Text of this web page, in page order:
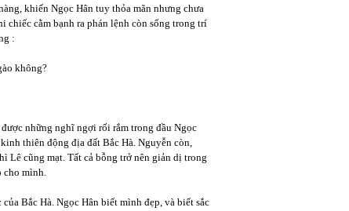
khiến Ngọc Hân tuy thỏa mãn nhưng chưa
cằm bạnh ra phán lệnh còn sống trong trí
:
không?
những nghĩ ngợi rối rắm trong đầu Ngọc
thiên động địa đất Bắc Hà. Nguyễn còn,
Lê cũng mạt. Tất cả bỗng trở nên giản dị trong
cho mình.
Bắc Hà. Ngọc Hân biết mình đẹp, và biết sắc